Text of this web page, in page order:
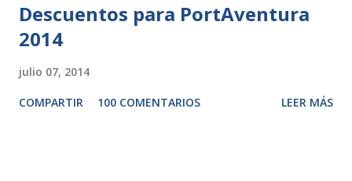
Descuentos para PortAventura
2014
julio 07, 2014
COMPARTIR 100 COMENTARIOS LEER MÁS